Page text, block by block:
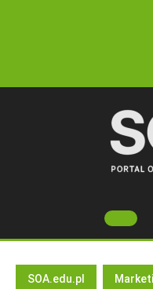
SOA.edu.pl